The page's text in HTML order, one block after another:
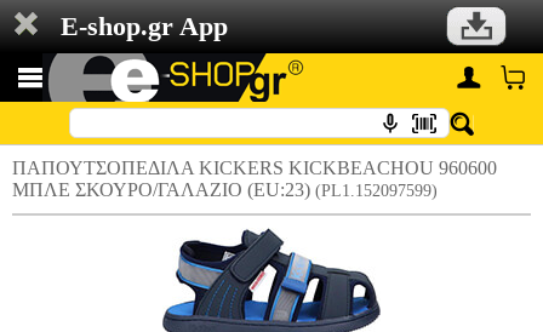
E-shop.gr App
ΠΑΠΟΥΤΣΟΠΕΔΙΛΑ KICKERS KICKBEACHOU 960600
ΜΠΛΕ ΣΚΟΥΡΟ/ΓΑΛΑΖΙΟ (EU:23) (PL1.152097599)